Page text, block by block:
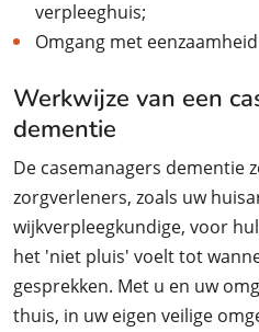
verpleeghuis;
Omgang met
Werkwijze van een
dementie
De casemanagers dementie
zorgverleners, zoals uw
wijkverpleegkundige, voor
het 'niet pluis' voelt tot
gesprekken. Met u en uw
thuis, in uw eigen veilige